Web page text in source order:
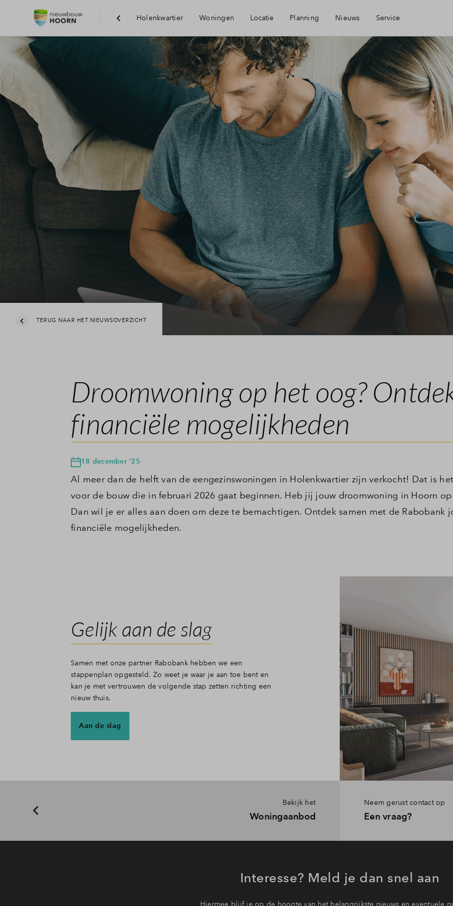
Holenkwartier Woningen Locatie
Voorzieningen
Visie
Planning Nieuws Service
Mijn Eigen Huis
Financiele check
Financiering
Woning kopen
Toewijzing
Leeswijzer
Veelgestelde vragen
TERUG NAAR HET NIEUWSOVERZICHT
Droomwoning op het oog?
financiële mogelijkheden
18 december '25
Al meer dan de helft van de eengezinswoningen in Holenkwartier zijn verkocht! Dat is
voor de bouw die in februari 2026 gaat beginnen. Heb jij jouw droomwoning in Hoorn
Dan wil je er alles aan doen om deze te bemachtigen. Ontdek samen met de Rabobank
financiële mogelijkheden.
Gelijk aan de slag
Samen met onze partner Rabobank hebben we een
stappenplan opgesteld. Zo weet je waar je aan toe bent en
kan je met vertrouwen de volgende stap zetten richting een
nieuw thuis.
Aan de slag
Bekijk het
Woningaanbod
Neem gerust contact op
Een vraag?
Interesse? Meld je dan snel aan
Hiermee blijf je op de hoogte van het belangrijkste nieuws en eventuele